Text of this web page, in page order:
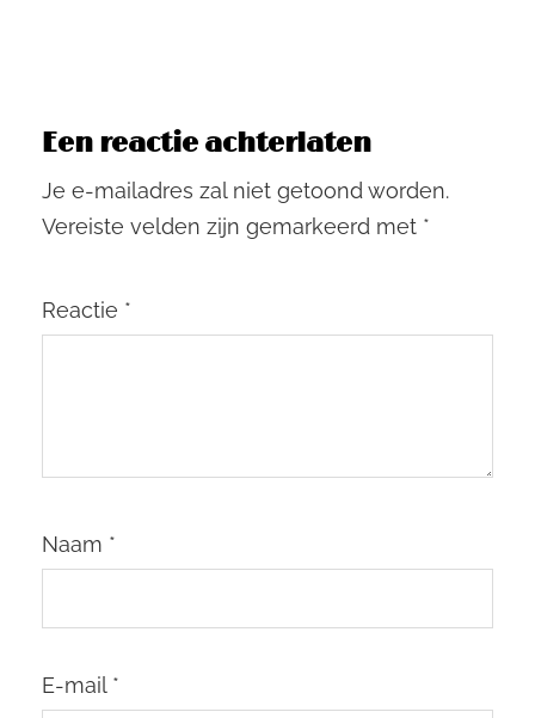
Een reactie achterlaten
Je e-mailadres zal niet getoond worden.
Vereiste velden zijn gemarkeerd met *
Reactie *
Naam *
E-mail *